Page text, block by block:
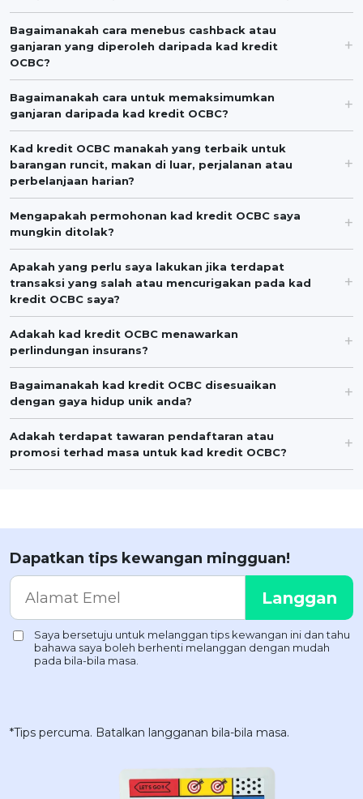
Bagaimanakah cara menebus cashback atau
ganjaran yang diperoleh daripada kad kredit
OCBC?
Bagaimanakah cara untuk memaksimumkan
ganjaran daripada kad kredit OCBC?
Kad kredit OCBC manakah yang terbaik untuk
barangan runcit, makan di luar, perjalanan atau
perbelanjaan harian?
Mengapakah permohonan kad kredit OCBC saya
mungkin ditolak?
Apakah yang perlu saya lakukan jika terdapat
transaksi yang salah atau mencurigakan pada kad
kredit OCBC saya?
Adakah kad kredit OCBC menawarkan
perlindungan insurans?
Bagaimanakah kad kredit OCBC disesuaikan
dengan gaya hidup unik anda?
Adakah terdapat tawaran pendaftaran atau
promosi terhad masa untuk kad kredit OCBC?
Dapatkan tips kewangan mingguan!
*Tips percuma. Batalkan langganan bila-bila masa.